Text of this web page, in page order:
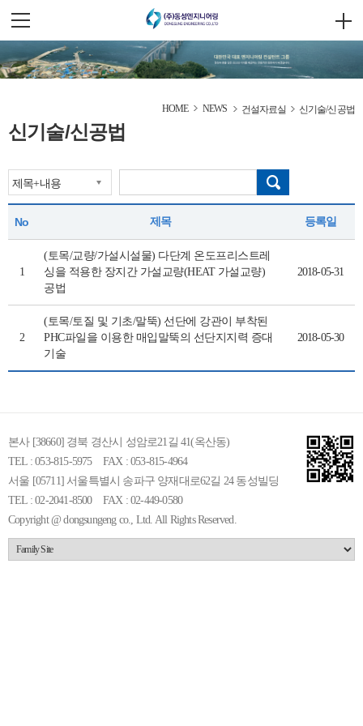
신기술/신공법
HOME NEWS 건설자료실 신기술/신공법
No 제목 등록일
1
(토목/교량/가설시설물) 다단계 온도프리스트레
싱을 적용한 장지간 가설교량(HEAT 가설교량)
공법
2018-05-31
2
(토목/토질 및 기초/말뚝) 선단에 강관이 부착된
PHC파일을 이용한 매입말뚝의 선단지지력 증대
기술
2018-05-30
본사 [38660] 경북 경산시 성암로21길 41(옥산동)
TEL : 053-815-5975
FAX : 053-815-4964
서울 [05711] 서울특별시 송파구 양재대로62길 24 동성빌딩
TEL : 02-2041-8500
FAX : 02-449-0580
Copyright @ dongsungeng co., Ltd. All Rights Reserved.